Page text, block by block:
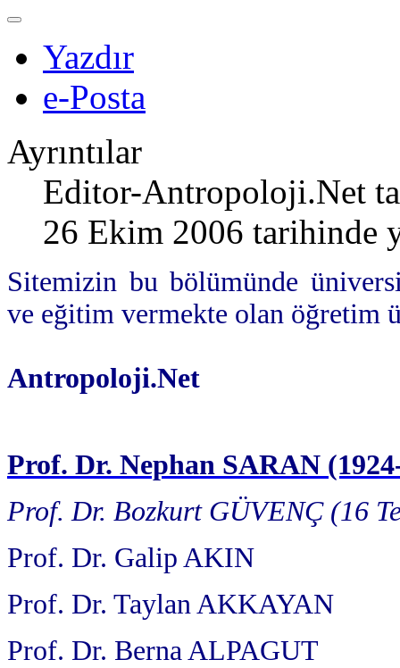
Yazdır
e-Posta
Ayrıntılar
Editor-Antropoloji.Net
26 Ekim 2006 tarihinde
Sitemizin bu bölümünde
ve eğitim vermekte olan
Antropoloji.Net
Prof. Dr. Nephan SARAN
Prof. Dr. Bozkurt GÜVENÇ (16
Prof. Dr. Galip AKIN
Prof. Dr. Taylan AKKAYAN
Prof. Dr. Berna ALPAGUT